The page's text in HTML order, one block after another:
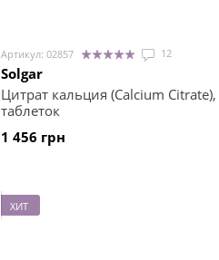
Артикул: 02857 12
Solgar
Цитрат кальция (Calcium
таблеток
1 456 грн
ХИТ